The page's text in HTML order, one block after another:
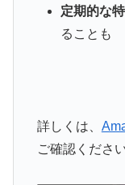
定期的な
ることも
詳しくは、
ご確認ください